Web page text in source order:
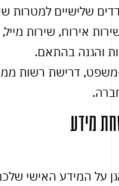
שלישיים למטרות
והגנה בהתאם.
דרישת רשות
מידע
על המידע האישי